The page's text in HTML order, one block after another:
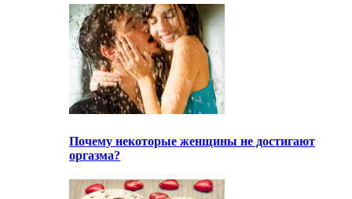
Почему некоторые женщины не достигают
оргазма?